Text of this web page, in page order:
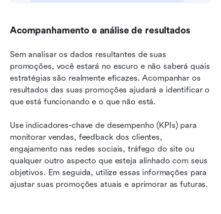
Acompanhamento e análise de resultados
Sem analisar os dados resultantes de suas
promoções, você estará no escuro e não saberá quais
estratégias são realmente eficazes. Acompanhar os
resultados das suas promoções ajudará a identificar o
que está funcionando e o que não está.
Use indicadores-chave de desempenho (KPIs) para
monitorar vendas, feedback dos clientes,
engajamento nas redes sociais, tráfego do site ou
qualquer outro aspecto que esteja alinhado com seus
objetivos. Em seguida, utilize essas informações para
ajustar suas promoções atuais e aprimorar as futuras.